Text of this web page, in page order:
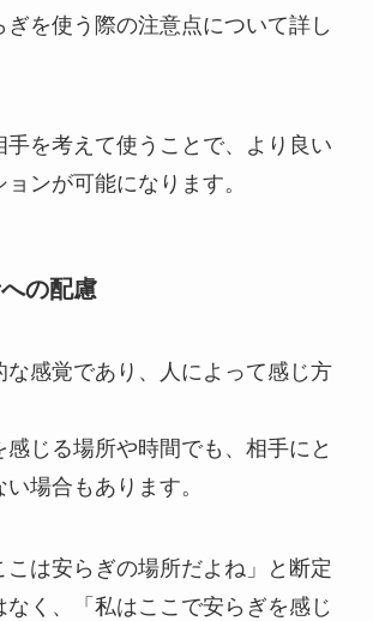
ぎを使う際の注意点について詳し
手を考えて使うことで、より良い
ンが可能になります。
の配慮
な感覚であり、人によって感じ方
感じる場所や時間でも、相手にと
場合もあります。
こは安らぎの場所だよね」と断定
なく、「私はここで安らぎを感じ